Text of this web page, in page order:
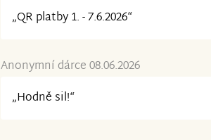
„QR platby 1. - 7.6.2026“
Anonymní dárce 08.06.2026
„Hodně sil!“